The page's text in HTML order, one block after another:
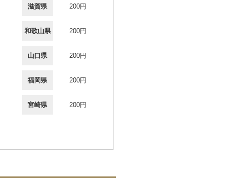
滋賀県 200円
和歌山県 200円
山口県 200円
福岡県 200円
宮崎県 200円